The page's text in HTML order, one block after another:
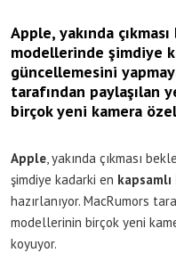
Apple, yakında
modellerinde şimdiye
güncellemesini
tarafından paylaşılan
birçok yeni kamera
Apple , yakında çıkması
şimdiye kadarki en kapsamlı
hazırlanıyor. MacRumors
modellerinin birçok yeni
koyuyor.